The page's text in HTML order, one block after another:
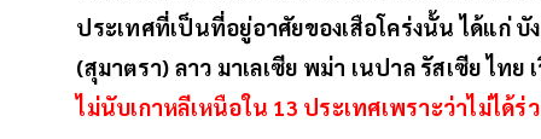
ประเทศที่เป็นที่อยู่อาศัยของเสือโคร่งนั้น ได้แก่
(สุมาตรา) ลาว มาเลเซีย พม่า เนปาล รัสเซีย ไทย
ไม่นับเกาหลีเหนือใน 13 ประเทศเพราะว่าไม่ได้